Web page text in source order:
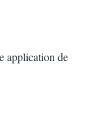
application de